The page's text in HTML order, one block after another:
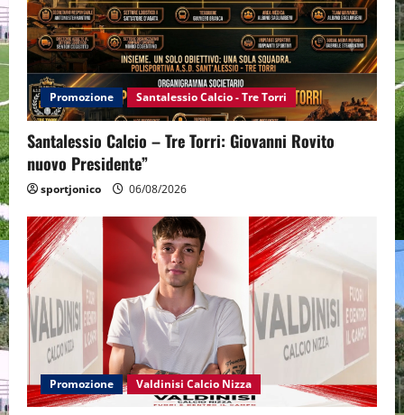
Promozione Santalessio Calcio - Tre Torri
Santalessio Calcio – Tre Torri: Giovanni Rovito
nuovo Presidente”
sportjonico 06/08/2026
Promozione Valdinisi Calcio Nizza